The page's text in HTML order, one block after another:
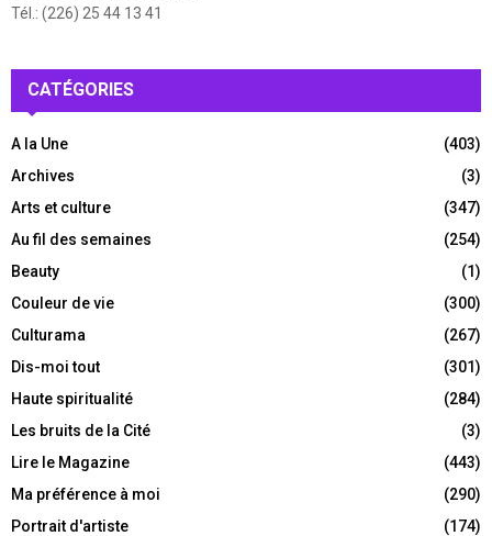
Tél.: (226) 25 44 13 41
CATÉGORIES
A la Une
(403)
Archives
(3)
Arts et culture
(347)
Au fil des semaines
(254)
Beauty
(1)
Couleur de vie
(300)
Culturama
(267)
Dis-moi tout
(301)
Haute spiritualité
(284)
Les bruits de la Cité
(3)
Lire le Magazine
(443)
Ma préférence à moi
(290)
Portrait d'artiste
(174)